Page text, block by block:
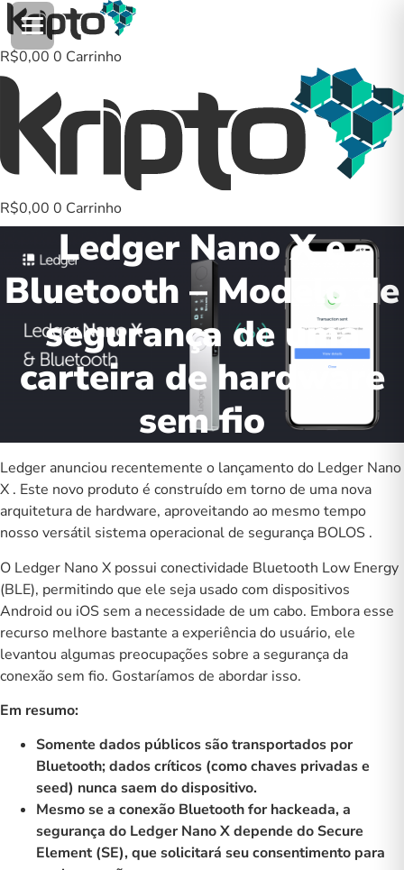
para
o
conteúdo
R$0,00 0 Carrinho
R$0,00 0 Carrinho
Ledger Nano X e
Bluetooth – Modelo de
segurança de uma
carteira de hardware
sem fio
Ledger anunciou recentemente o lançamento do Ledger Nano
X . Este novo produto é construído em torno de uma nova
arquitetura de hardware, aproveitando ao mesmo tempo
nosso versátil sistema operacional de segurança BOLOS .
O Ledger Nano X possui conectividade Bluetooth Low Energy
(BLE), permitindo que ele seja usado com dispositivos
Android ou iOS sem a necessidade de um cabo. Embora esse
recurso melhore bastante a experiência do usuário, ele
levantou algumas preocupações sobre a segurança da
conexão sem fio. Gostaríamos de abordar isso.
Em resumo:
Somente dados públicos são transportados por
Bluetooth; dados críticos (como chaves privadas e
seed) nunca saem do dispositivo.
Mesmo se a conexão Bluetooth for hackeada, a
segurança do Ledger Nano X depende do Secure
Element (SE), que solicitará seu consentimento para